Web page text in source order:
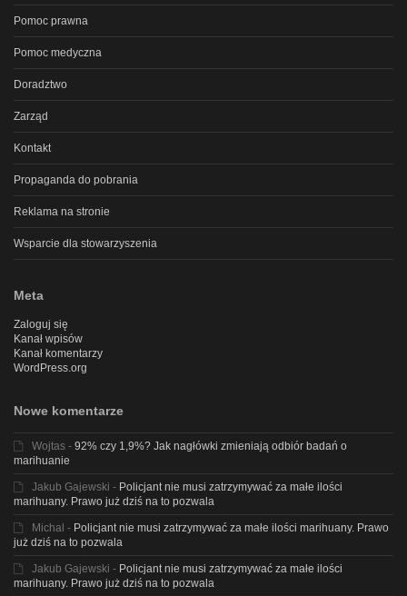
Pomoc prawna
Pomoc medyczna
Doradztwo
Zarząd
Kontakt
Propaganda do pobrania
Reklama na stronie
Wsparcie dla stowarzyszenia
Meta
Zaloguj się
Kanał wpisów
Kanał komentarzy
WordPress.org
Nowe komentarze
Wojtas - 92% czy 1,9%? Jak nagłówki zmieniają odbiór badań o
marihuanie
Jakub Gajewski - Policjant nie musi zatrzymywać za małe ilości
marihuany. Prawo już dziś na to pozwala
Michal - Policjant nie musi zatrzymywać za małe ilości marihuany. Prawo
już dziś na to pozwala
Jakub Gajewski - Policjant nie musi zatrzymywać za małe ilości
marihuany. Prawo już dziś na to pozwala